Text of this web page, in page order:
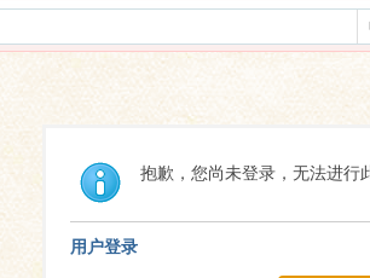
抱歉，您尚未登录，无法进行
用户登录